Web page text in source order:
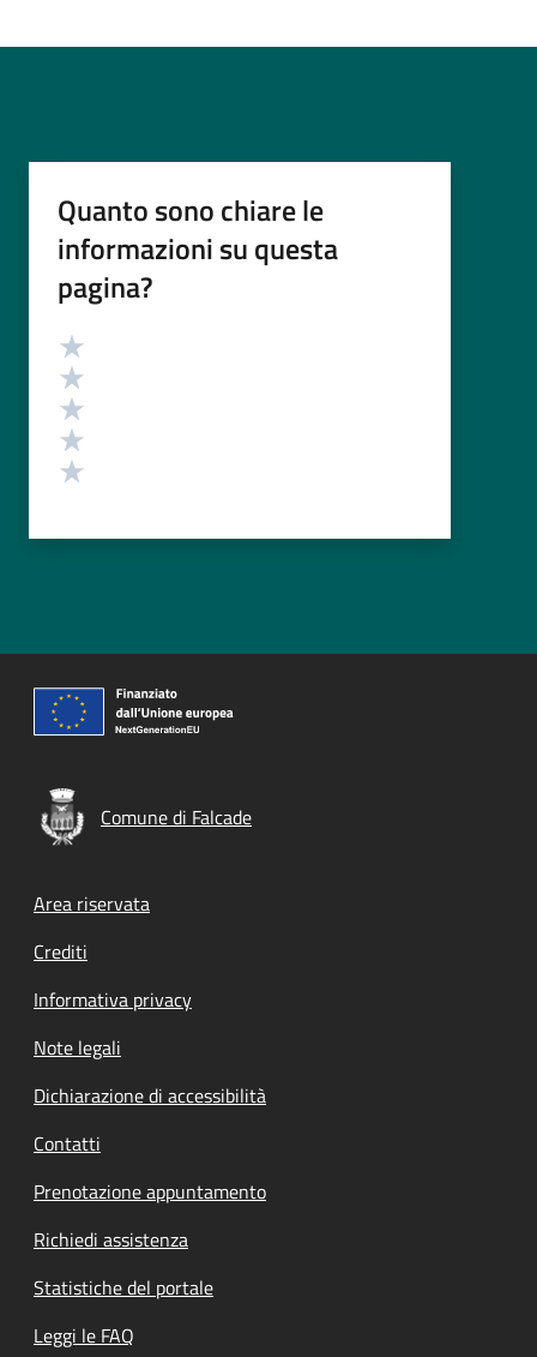
Quanto sono chiare le
informazioni su questa
pagina?
Valutazione
Comune di Falcade
Footer menu
Area riservata
Crediti
Informativa privacy
Note legali
Dichiarazione di accessibilità
Contatti
Prenotazione appuntamento
Richiedi assistenza
Statistiche del portale
Leggi le FAQ